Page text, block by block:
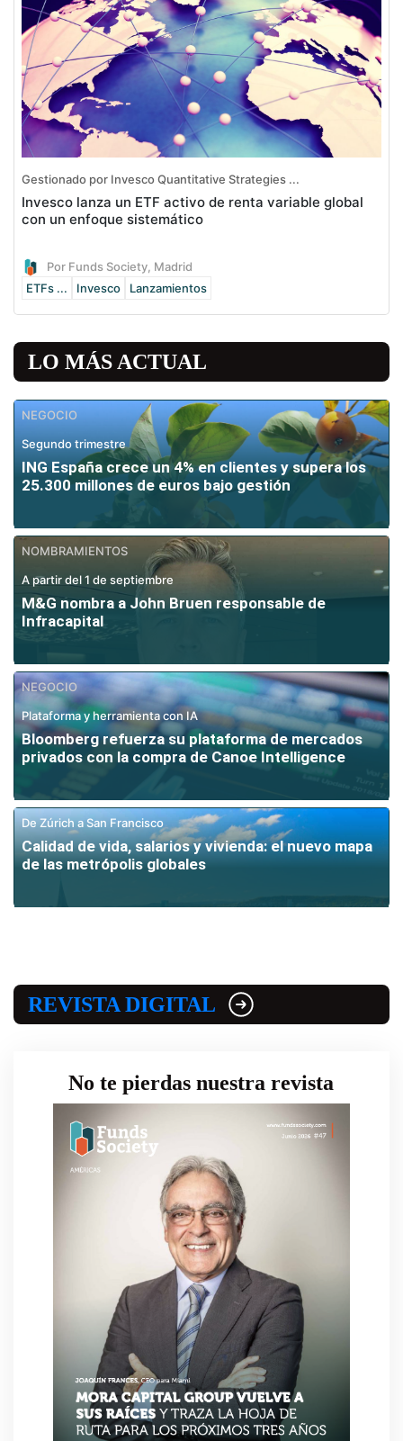
Gestionado por Invesco Quantitative Strategies ...
Invesco lanza un ETF activo de renta variable global
con un enfoque sistemático
Por Funds Society, Madrid
ETFs ...
Invesco Lanzamientos
LO MÁS ACTUAL
NEGOCIO
Segundo trimestre
ING España crece un 4% en clientes y supera los
25.300 millones de euros bajo gestión
NOMBRAMIENTOS
A partir del 1 de septiembre
M&G nombra a John Bruen responsable de
Infracapital
NEGOCIO
Plataforma y herramienta con IA
Bloomberg refuerza su plataforma de mercados
privados con la compra de Canoe Intelligence
De Zúrich a San Francisco
Calidad de vida, salarios y vivienda: el nuevo mapa
de las metrópolis globales
REVISTA DIGITAL
No te pierdas nuestra revista